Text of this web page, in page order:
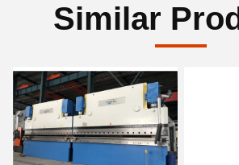
Similar